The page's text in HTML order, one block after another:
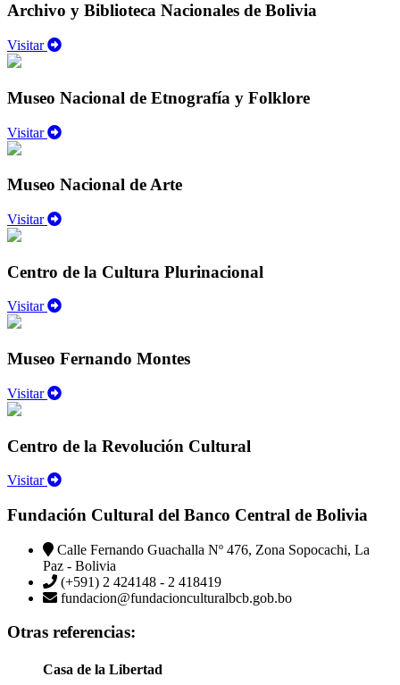
Archivo y Biblioteca Nacionales de Bolivia
Visitar
Museo Nacional de Etnografía y Folklore
Visitar
Museo Nacional de Arte
Visitar
Centro de la Cultura Plurinacional
Visitar
Museo Fernando Montes
Visitar
Centro de la Revolución Cultural
Visitar
Fundación Cultural del Banco Central de Bolivia
Calle Fernando Guachalla Nº 476, Zona Sopocachi, La
Paz - Bolivia
(+591) 2 424148 - 2 418419
fundacion@fundacionculturalbcb.gob.bo
Otras referencias:
Casa de la Libertad